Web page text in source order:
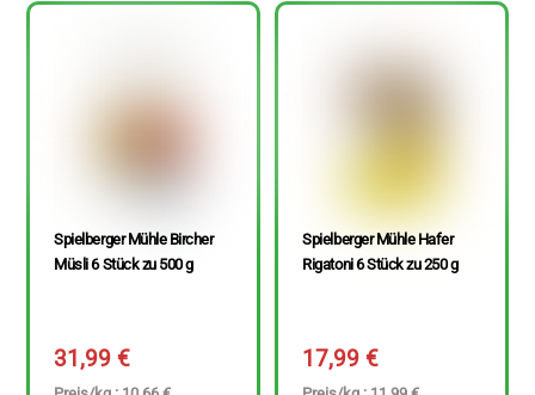
Spielberger Mühle Bircher
Müsli 6 Stück zu 500 g
31,99€
Spielberger Mühle Hafer
Rigatoni 6 Stück zu 250 g
17,99€